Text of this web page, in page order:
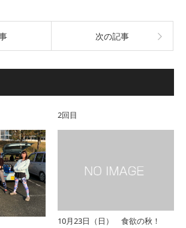
次の記事
2回目
10月23日（日） 食欲の秋！